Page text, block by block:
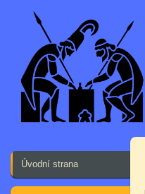
Úvodní strana